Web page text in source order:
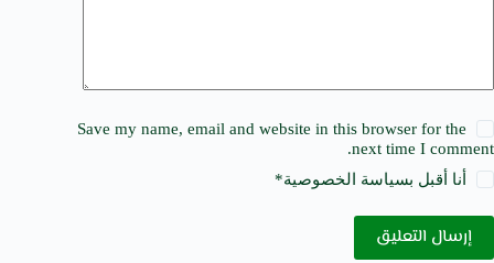
Save my name, email and website in this browser for the
next time I comment.
أنا أقبل بسياسة الخصوصية*
إرسال التعليق